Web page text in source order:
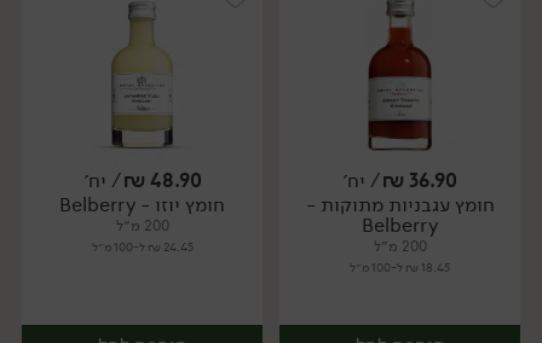
יח׳ יח׳
36.90
₪/ יח׳
חומץ עגבניות מתוקות -
Belberry
200 מ״ל
18.45 ₪ ל-100 מ״ל
48.90
₪/ יח׳
חומץ יוזו - Belberry
200 מ״ל
24.45 ₪ ל-100 מ״ל